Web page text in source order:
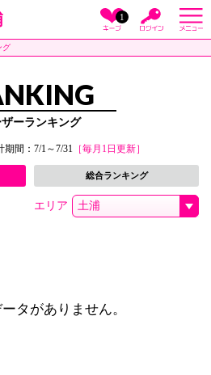
1
グ
ーランキング
期間：7/1～7/31［毎月1日更新］
総合ランキング
エリア
タがありません。